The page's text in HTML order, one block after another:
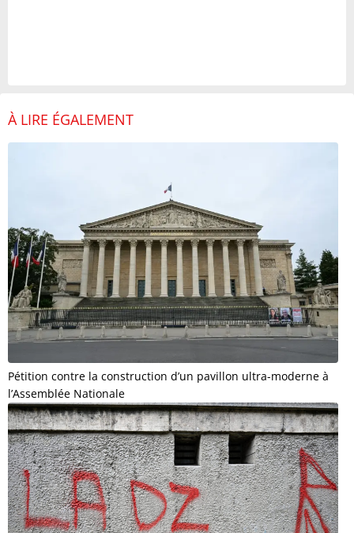
À LIRE ÉGALEMENT
Pétition contre la construction d’un pavillon ultra-moderne à
l’Assemblée Nationale